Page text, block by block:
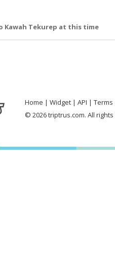
Kawah Tekurep at this time
Home Widget API
Terms
© 2026 triptrus.com. All